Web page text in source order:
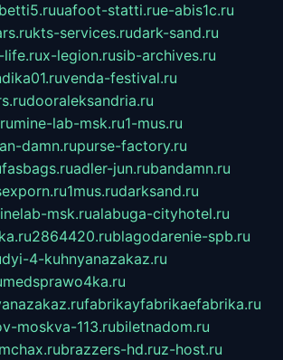
uafoot-statti.rue-abis1c.ru
kts-services.rudark-sand.ru
life.rux-legion.rusib-archives.ru
venda-festival.ru
dooraleksandria.ru
mine-lab-msk.ru1-mus.ru
damn.rupurse-factory.ru
fasbags.ruadler-jun.rubandamn.ru
1mus.rudarksand.ru
msk.rualabuga-cityhotel.ru
2864420.rublagodarenie-spb.ru
4-kuhnyanazakaz.ru
medsprawo4ka.ru
fabrikayfabrikaefabrika.ru
moskva-113.rubiletnadom.ru
brazzers-hd.ruz-host.ru